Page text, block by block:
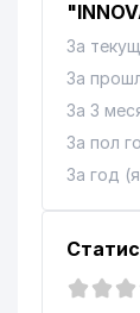
За
За
За 3
За пол
За год